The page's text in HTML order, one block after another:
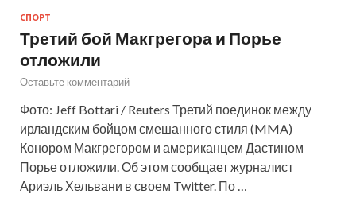
СПОРТ
Третий бой Макгрегора и Порье
отложили
Оставьте комментарий
Фото: Jeff Bottari / Reuters Третий поединок между
ирландским бойцом смешанного стиля (MMA)
Конором Макгрегором и американцем Дастином
Порье отложили. Об этом сообщает журналист
Ариэль Хельвани в своем Twitter. По …